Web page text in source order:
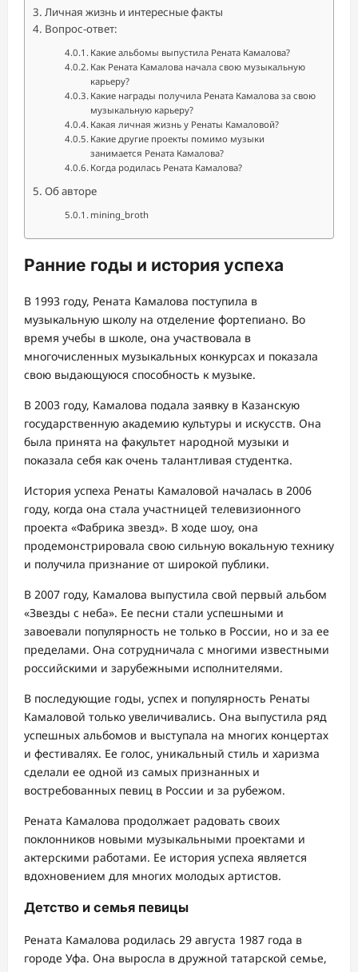
Личная жизнь и интересные факты
Вопрос-ответ:
Какие альбомы выпустила Рената Камалова?
Как Рената Камалова начала свою музыкальную
карьеру?
Какие награды получила Рената Камалова за свою
музыкальную карьеру?
Какая личная жизнь у Ренаты Камаловой?
Какие другие проекты помимо музыки
занимается Рената Камалова?
Когда родилась Рената Камалова?
Об авторе
mining_broth
Ранние годы и история успеха
В 1993 году, Рената Камалова поступила в
музыкальную школу на отделение фортепиано. Во
время учебы в школе, она участвовала в
многочисленных музыкальных конкурсах и показала
свою выдающуюся способность к музыке.
В 2003 году, Камалова подала заявку в Казанскую
государственную академию культуры и искусств. Она
была принята на факультет народной музыки и
показала себя как очень талантливая студентка.
История успеха Ренаты Камаловой началась в 2006
году, когда она стала участницей телевизионного
проекта «Фабрика звезд». В ходе шоу, она
продемонстрировала свою сильную вокальную технику
и получила признание от широкой публики.
В 2007 году, Камалова выпустила свой первый альбом
«Звезды с неба». Ее песни стали успешными и
завоевали популярность не только в России, но и за ее
пределами. Она сотрудничала с многими известными
российскими и зарубежными исполнителями.
В последующие годы, успех и популярность Ренаты
Камаловой только увеличивались. Она выпустила ряд
успешных альбомов и выступала на многих концертах
и фестивалях. Ее голос, уникальный стиль и харизма
сделали ее одной из самых признанных и
востребованных певиц в России и за рубежом.
Рената Камалова продолжает радовать своих
поклонников новыми музыкальными проектами и
актерскими работами. Ее история успеха является
вдохновением для многих молодых артистов.
Детство и семья певицы
Рената Камалова родилась 29 августа 1987 года в
городе Уфа. Она выросла в дружной татарской семье,